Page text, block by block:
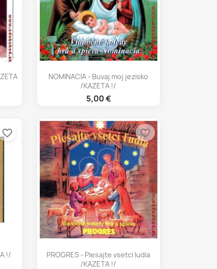
Rýchly náhľad
NOMINACIA - Buvaj moj jezisko
/KAZETA !/
5,00 €
!/
favorite_border
Rýchly náhľad
PROGRES - Plesajte vsetci ludia
/KAZETA !/
favorite_border